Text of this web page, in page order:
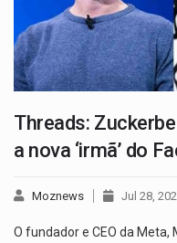
Threads:
a nova ‘irmã’ do
Moznews Jul 28,
O fundador e CEO da